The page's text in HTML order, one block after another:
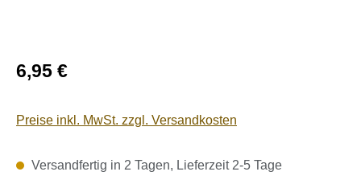
Regulärer Preis:
6,95 €
Preise inkl. MwSt. zzgl. Versandkosten
Versandfertig in 2 Tagen, Lieferzeit 2-5 Tage